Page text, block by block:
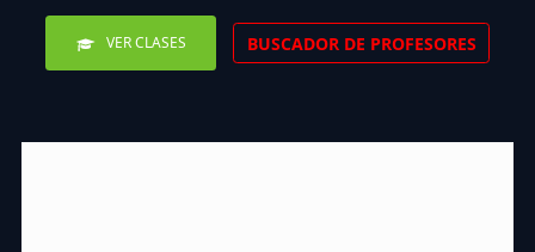
VER CLASES BUSCADOR DE PROFESORES